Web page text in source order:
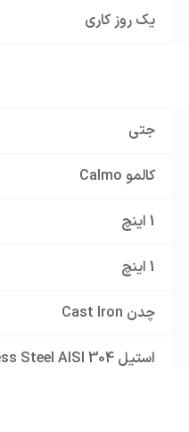
یک روز کاری
جتی
کالمو Calmo
1 اینچ
1 اینچ
چدن Cast Iron
استیل 304 Stainless Steel AISI